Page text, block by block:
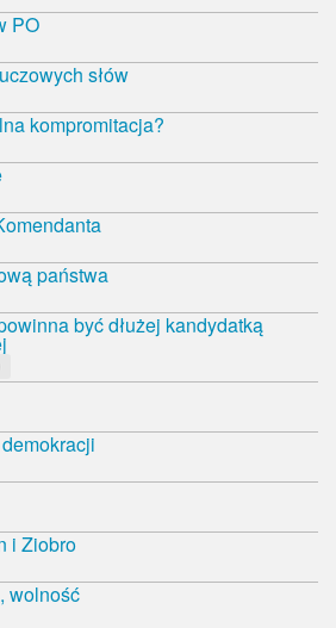
PO
słów
kompromitacja?
państwa
być dłużej kandydatką
i Ziobro
wolność